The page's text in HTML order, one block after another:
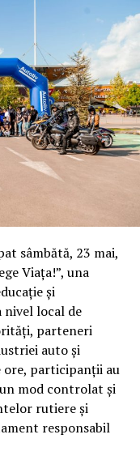
sâmbătă, 23 mai,
Viața!”, una
și
local de
parteneri
auto și
participanții au
mod controlat și
rutiere și
responsabil